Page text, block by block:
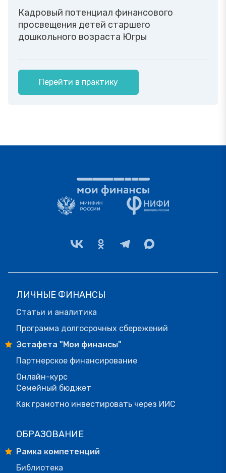
Кадровый потенциал финансового
просвещения детей старшего
дошкольного возраста Югры
Перейти в практику
ЛИЧНЫЕ ФИНАНСЫ
Статьи и аналитика
Программа долгосрочных сбережений
Эстафета "Мои финансы"
Партнерское финансирование
Онлайн-курс
Семейный бюджет
Как грамотно инвестировать через ИИС
ОБРАЗОВАНИЕ
Рамка компетенций
Библиотека